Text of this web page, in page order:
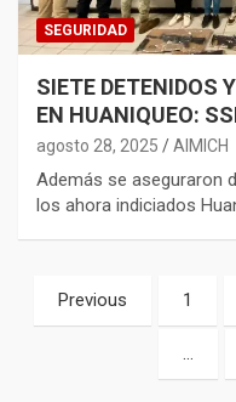
SEGURIDAD
SIETE DETENIDOS
EN HUANIQUEO:
agosto 28, 2025 AIMICH
Además se aseguraron
los ahora indiciados
Paginación
de
Previous 1
…